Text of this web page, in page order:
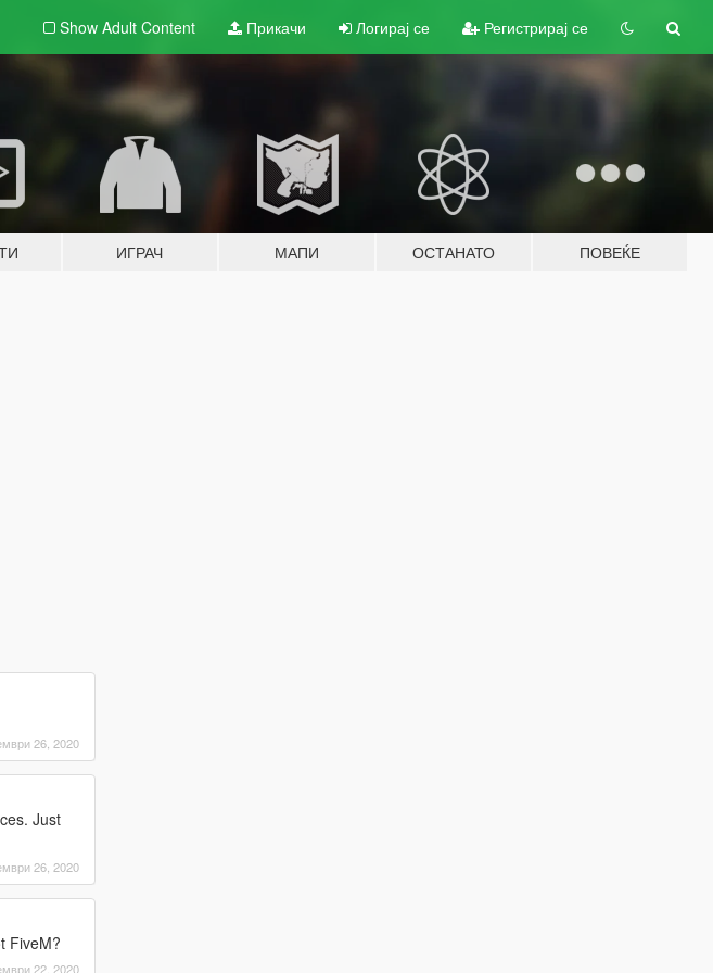
Show Adult Content Прикачи Логирај се Регистрирај се
ИГРАЧ МАПИ ОСТАНАТО ПОВЕЌЕ
26, 2020
Just
26, 2020
FiveM?
22, 2020